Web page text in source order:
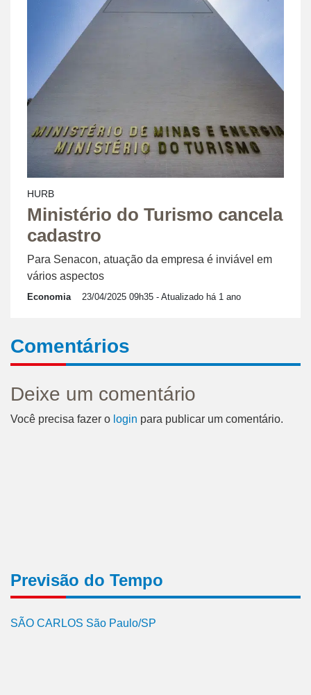
HURB
Ministério do Turismo cancela
cadastro
Para Senacon, atuação da empresa é inviável em
vários aspectos
Economia 23/04/2025 09h35 - Atualizado há 1 ano
Comentários
Deixe um comentário
Você precisa fazer o login para publicar um comentário.
Previsão do Tempo
SÃO CARLOS São Paulo/SP